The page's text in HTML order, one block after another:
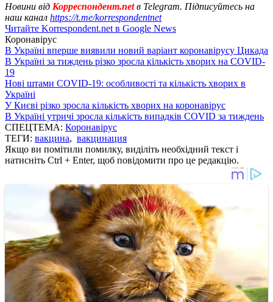
Новини від Корреспондент.netв Telegram. Підписуйтесь на
наш канал https://t.me/korrespondentnet
Читайте Korrespondent.net в Google News
Коронавірус
В Україні вперше виявили новий варіант коронавірусу Цикада
В Україні за тиждень різко зросла кількість хворих на COVID-
19
Нові штами COVID-19: особливості та кількість хворих в
Україні
У Києві різко зросла кількість хворих на коронавірус
В Україні утричі зросла кількість випадків COVID за тиждень
СПЕЦТЕМА: Коронавірус
ТЕГИ: вакцина, вакцинация
Якщо ви помітили помилку, виділіть необхідний текст і
натисніть Ctrl + Enter, щоб повідомити про це редакцію.